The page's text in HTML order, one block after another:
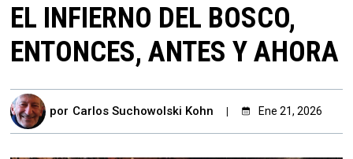
EL INFIERNO DEL BOSCO,
ENTONCES, ANTES Y AHORA
por Carlos Suchowolski Kohn Ene 21, 2026